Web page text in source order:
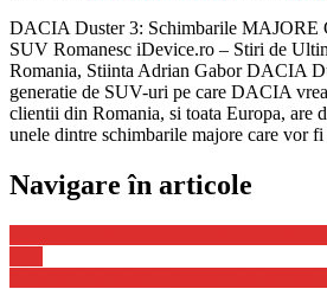
DACIA Duster 3: Schimbarile MAJORE
SUV Romanesc iDevice.ro – Stiri de
Romania, Stiinta Adrian Gabor DACIA
generatie de SUV-uri pe care DACIA
clientii din Romania, si toata Europa, are
unele dintre schimbarile majore care vor
Navigare în articole